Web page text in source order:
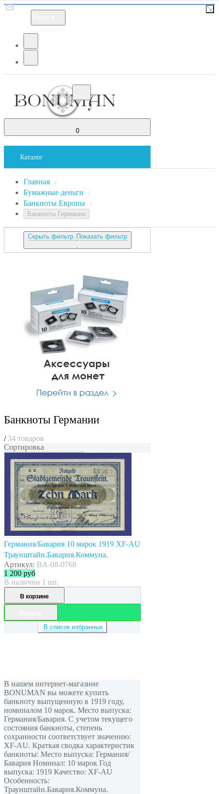
0
Каталог
Главная /
Бумажные деньги /
Банкноты Европы /
Банкноты Германии
Скрыть фильтр Показать фильтр
Банкноты Германии
/ 34 товаров
Сортировка
Германия/Бавария 10 марок 1919 XF-AU
Траунштайн.Бавария.Коммуна.
Артикул: BA-08-0768
1 200 руб
В наличии 1 шт.
В корзине
В список избранных
В нашем интернет-магазине
BONUMAN вы можете купить
банкноту выпущенную в 1919 году,
номиналом 10 марок. Место выпуска:
Германия/Бавария. С учетом текущего
состояния банкноты, степень
сохранности соответствует значению:
XF-AU. Краткая сводка характеристик
банкноты: Место выпуска: Германия/
Бавария Номинал: 10 марок Год
выпуска: 1919 Качество: XF-AU
Особенность:
Траунштайн.Бавария.Коммуна.